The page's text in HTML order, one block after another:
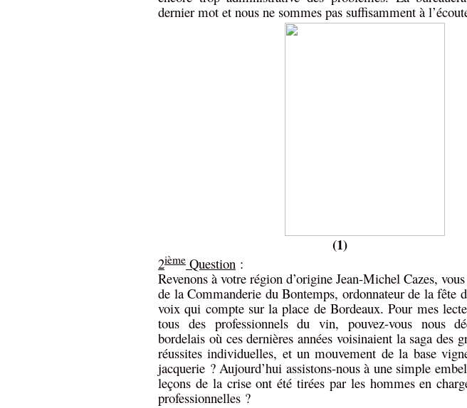
dernier mot et nous ne sommes pas suffisamment à
(1)
2ième Question :
Revenons à votre région d’origine Jean-Michel Cazes,
de la Commanderie du Bontemps, ordonnateur de la fête
voix qui compte sur la place de Bordeaux. Pour mes
tous des professionnels du vin, pouvez-vous nous
bordelais où ces dernières années voisinaient la saga des
réussites individuelles, et un mouvement de la base
jacquerie ? Aujourd’hui assistons-nous à une simple
leçons de la crise ont été tirées par les hommes en
professionnelles ?